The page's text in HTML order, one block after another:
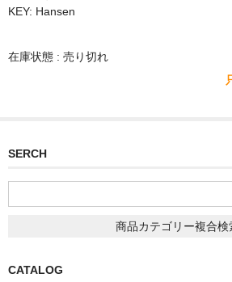
CONTACT
KEY: Hansen
在庫状態 : 売り切れ
SERCH
商品カテゴリー複合検
CATALOG